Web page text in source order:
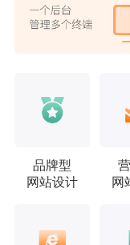
品牌型
网站设计
网